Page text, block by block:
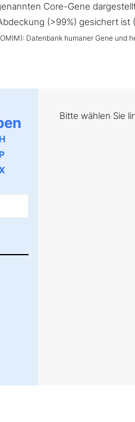
Core-Gene
(>99%) gesichert ist
Datenbank humaner Gene und
H
P
Bitte wählen Sie